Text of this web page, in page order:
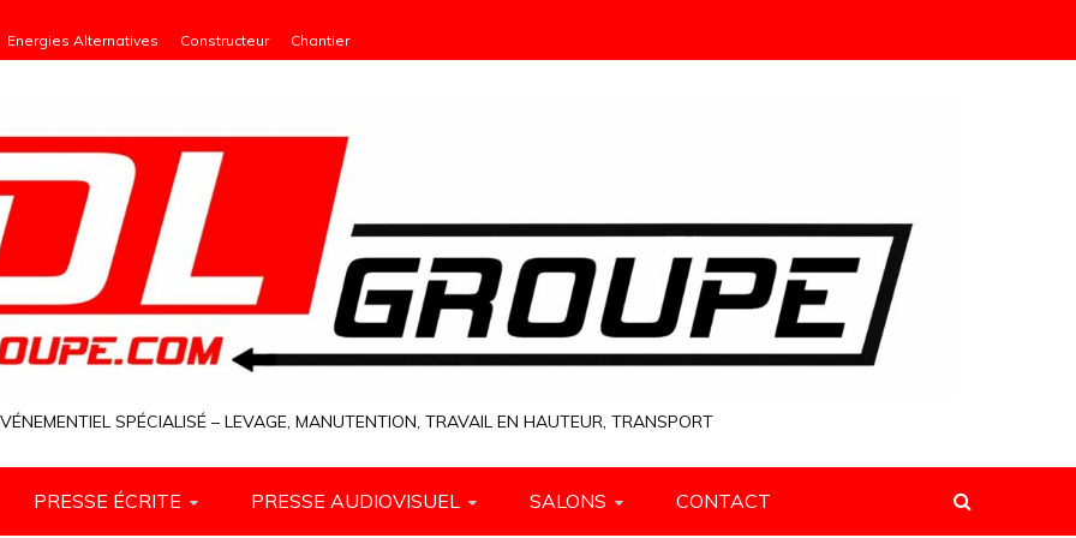
Energies Alternatives Constructeur Chantier
SPÉCIALISÉ – LEVAGE, MANUTENTION, TRAVAIL EN HAUTEUR, TRANSPORT
PRESSE ÉCRITE PRESSE AUDIOVISUEL SALONS CONTACT